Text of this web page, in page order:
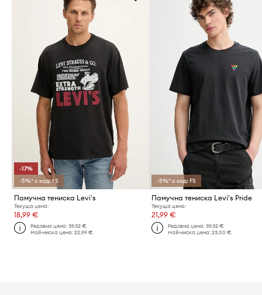
-17%
-5%* с код: FS
Памучна тениска Levi's
Текуща цена:
18,99 €
Редовна цена:39,32 €
Най-ниска цена:22,99 €
-5%* с код: FS
Памучна тениска Levi's Pride
Текуща цена:
21,99 €
Редовна цена: 39,32 €
Най-ниска цена: 23,00 €